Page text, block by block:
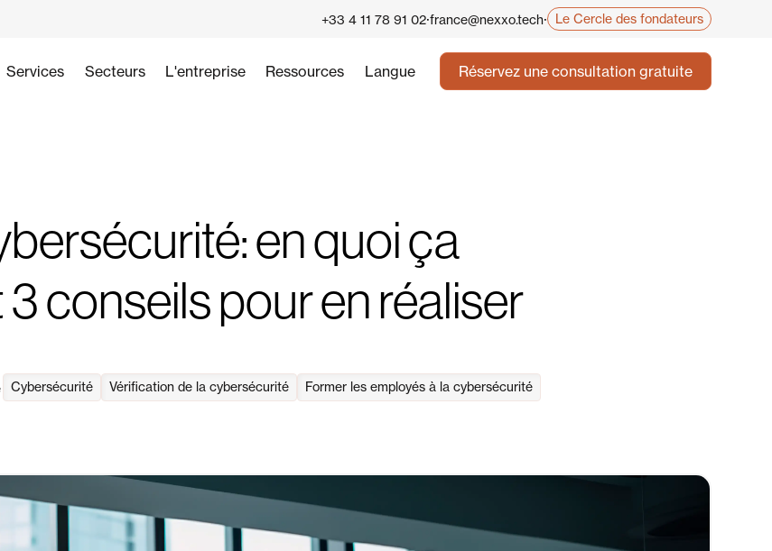
+33 4 11 78 91 02·france@nexxo.tech· Le Cercle des fondateurs
Services Secteurs L'entreprise Ressources Langue Réservez une consultation gratuite
en quoi ça
conseils pour en réaliser
Cybersécurité Vérification de la cybersécurité Former les employés à la cybersécurité